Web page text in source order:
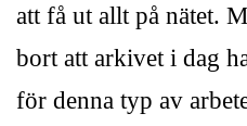
att få ut allt på nätet.
bort att arkivet i dag
för denna typ av